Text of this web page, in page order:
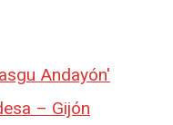
Andayón'
– Gijón